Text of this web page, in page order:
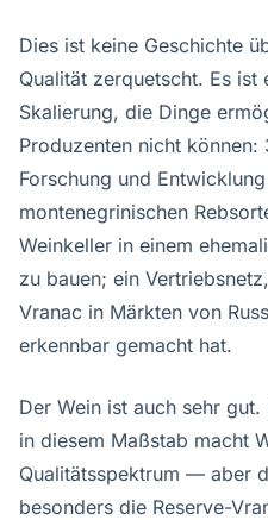
Dies ist keine Geschichte
Qualität zerquetscht. Es ist
Skalierung, die Dinge
Produzenten nicht
Forschung und
montenegrinischen
Weinkeller in einem
zu bauen; ein
Vranac in Märkten von
erkennbar gemacht hat.
Der Wein ist auch sehr
in diesem Maßstab macht
Qualitätsspektrum — aber
besonders die Reserve-